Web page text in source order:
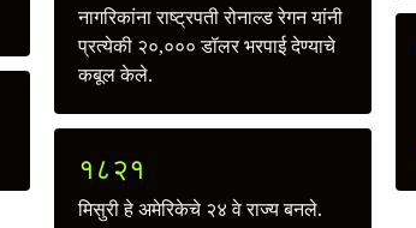
नागरिकांना राष्ट्रपती रोनाल्ड रेगन यांनी
प्रत्येकी २०,००० डॉलर भरपाई देण्याचे
कबूल केले.
१८२१
मिसुरी हे अमेरिकेचे २४ वे राज्य बनले.